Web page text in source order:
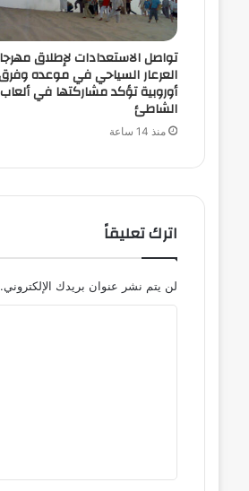
تواصل الاستعدادات لإطلاق
العرعار السياحي في موعده
أوروبية تؤكد مشاركتها في ألعاب
الشاطئ
منذ 14 ساعة
اترك تعليقاً
لن يتم نشر عنوان بريدك الإلكتروني.
ق